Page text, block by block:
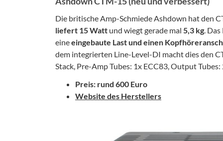
Die britische Amp-Schmiede Ashdown hat den
liefert 15 Watt und wiegt gerade mal 5,3 kg.
eineeingebaute Last und einen
dem integrierten Line-Level-DI macht dies den
Stack, Pre-Amp Tubes: 1x ECC83, Output Tubes:
Preis: rund 600 Euro
Website des Herstellers